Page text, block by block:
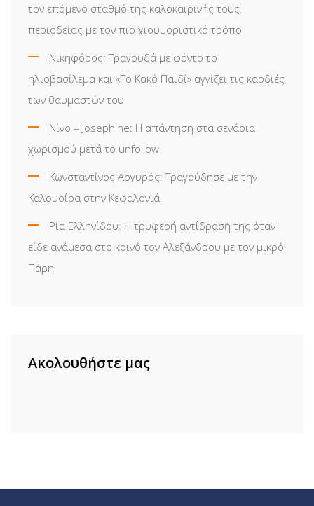
τον επόμενο σταθμό της καλοκαιρινής τους
περιοδείας με τον πιο χιουμοριστικό τρόπο
Νικηφόρος: Τραγουδά με φόντο το
ηλιοβασίλεμα και «Το Κακό Παιδί» αγγίζει τις καρδιές
των θαυμαστών του
Νίνο – Josephine: Η απάντηση στα σενάρια
χωρισμού μετά το unfollow
Κωνσταντίνος Αργυρός: Τραγούδησε με την
Καλομοίρα στην Κεφαλονιά
Ρία Ελληνίδου: H τρυφερή αντίδρασή της όταν
είδε ανάμεσα στο κοινό τον Αλεξάνδρου με τον μικρό
Πάρη
Ακολουθήστε μας